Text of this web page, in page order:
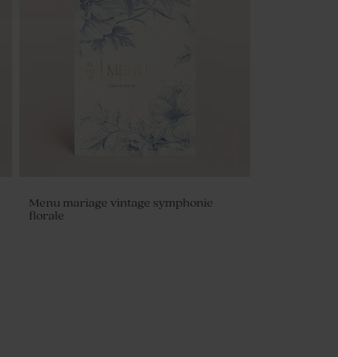
Fiole en verre mariage
Menu mariage vintage symphonie
florale